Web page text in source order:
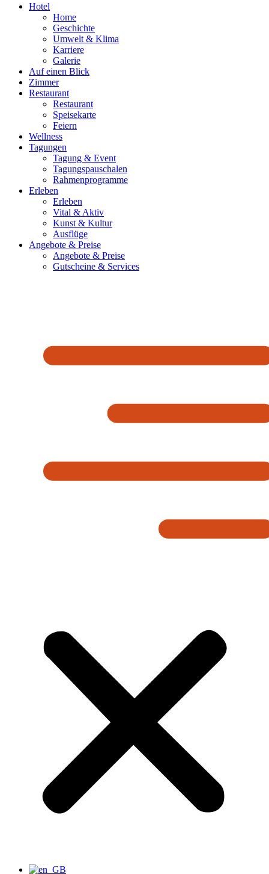
Hotel
Home
Geschichte
Umwelt & Klima
Karriere
Galerie
Auf einen Blick
Zimmer
Restaurant
Restaurant
Speisekarte
Feiern
Wellness
Tagungen
Tagung & Event
Tagungspauschalen
Rahmenprogramme
Erleben
Erleben
Vital & Aktiv
Kunst & Kultur
Ausflüge
Angebote & Preise
Angebote & Preise
Gutscheine & Services